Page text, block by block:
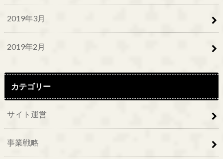
2019年3月
2019年2月
カテゴリー
サイト運営
事業戦略